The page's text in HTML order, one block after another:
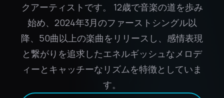
クアーティストです。 12歳で音楽の道を歩み
始め、2024年3月のファーストシングル以
降、50曲以上の楽曲をリリースし、感情表現
と繋がりを追求したエネルギッシュなメロデ
ィーとキャッチーなリズムを特徴としていま
す。